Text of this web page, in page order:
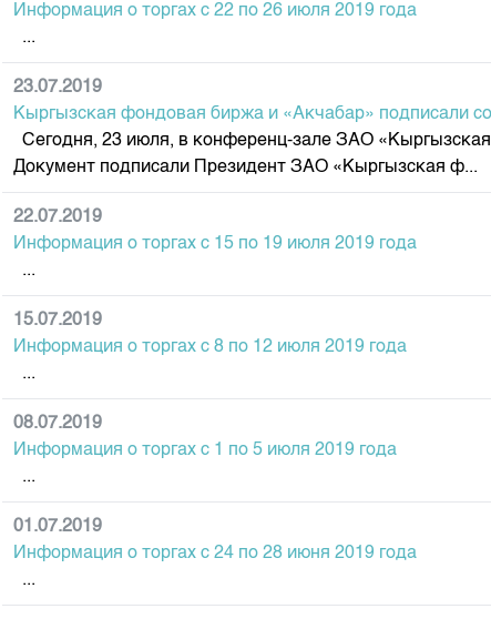
Информация о торгах c 22 по 26 июля 2019 года
...
23.07.2019
Кыргызская фондовая биржа и «Акчабар» подписали
Сегодня, 23 июля, в конференц-зале ЗАО
Документ подписали Президент ЗАО «Кыргызская ф...
22.07.2019
Информация о торгах c 15 по 19 июля 2019 года
...
15.07.2019
Информация о торгах c 8 по 12 июля 2019 года
...
08.07.2019
Информация о торгах c 1 по 5 июля 2019 года
...
01.07.2019
Информация о торгах c 24 по 28 июня 2019 года
...